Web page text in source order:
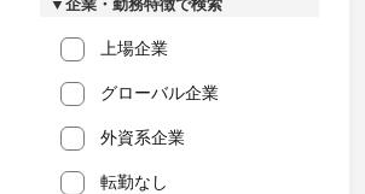
上場企業
グローバル企業
外資系企業
転勤なし